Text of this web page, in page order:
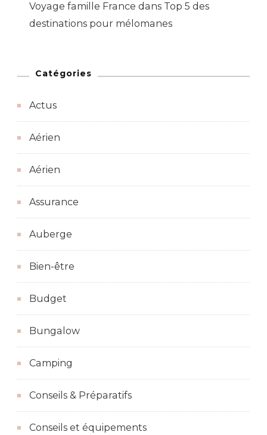
Voyage famille France dans Top 5 des
destinations pour mélomanes
Catégories
Actus
Aérien
Aérien
Assurance
Auberge
Bien-être
Budget
Bungalow
Camping
Conseils & Préparatifs
Conseils et équipements